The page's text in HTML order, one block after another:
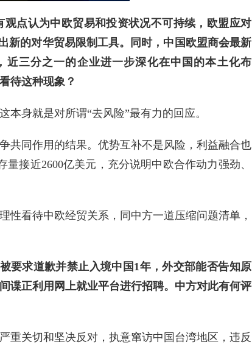
点认为中欧贸易和投资状况不可持续，欧盟应对
新的对华贸易限制工具。同时，中国欧盟商会最新
三分之一的企业进一步深化在中国的本土化布
待这种现象？
身就是对所谓“去风险”最有力的回应。
共同作用的结果。优势互补不是风险，利益融合也
接近2600亿美元，充分说明中欧合作动力强劲、
性看待中欧经贸关系，同中方一道压缩问题清单，
要求道歉并禁止入境中国1年，外交部能否告知原
谍正利用网上就业平台进行招聘。中方对此有何评
重关切和坚决反对，执意窜访中国台湾地区，违反